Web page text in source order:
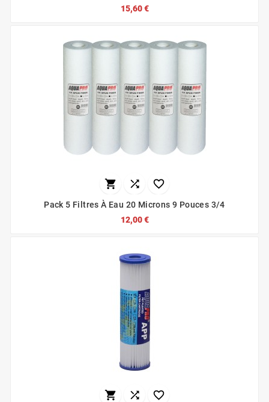
15,60 €
  
Pack 5 Filtres À Eau 20 Microns 9 Pouces 3/4
12,00 €
  